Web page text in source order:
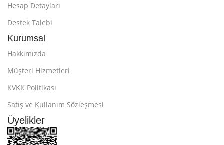
Hesap Detayları
Destek Talebi
Kurumsal
Hakkımızda
Müşteri Hizmetleri
KVKK Politikası
Satış ve Kullanım Sözleşmesi
Üyelikler